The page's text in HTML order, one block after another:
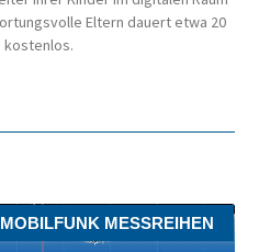
Eltern dauert etwa 20
kostenlos.
MOBILFUNK MESSREIHEN